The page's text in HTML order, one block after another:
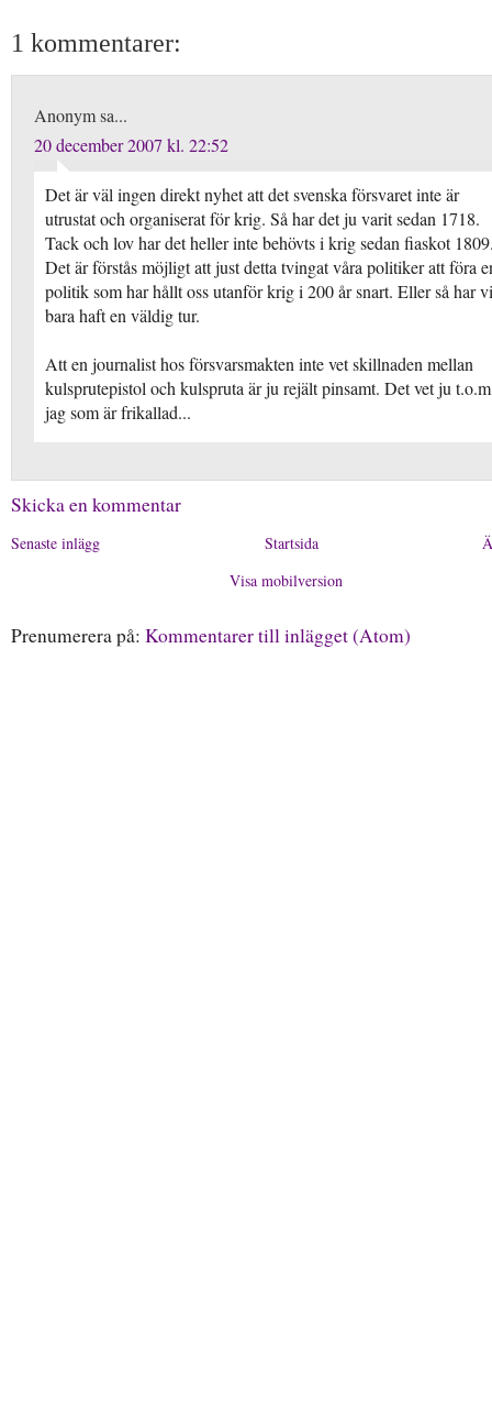
1 kommentarer:
Anonym sa...
20 december 2007 kl. 22:52
Det är väl ingen direkt nyhet att det svenska försvaret inte är
utrustat och organiserat för krig. Så har det ju varit sedan 1718.
Tack och lov har det heller inte behövts i krig sedan fiaskot
Det är förstås möjligt att just detta tvingat våra politiker att föra
politik som har hållt oss utanför krig i 200 år snart. Eller så har vi
bara haft en väldig tur.
Att en journalist hos försvarsmakten inte vet skillnaden mellan
kulsprutepistol och kulspruta är ju rejält pinsamt. Det vet ju
jag som är frikallad...
Skicka en kommentar
Senaste inlägg
Startsida
Visa mobilversion
Prenumerera på: Kommentarer till inlägget (Atom)